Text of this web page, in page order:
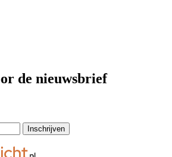
de nieuwsbrief
Inschrijven